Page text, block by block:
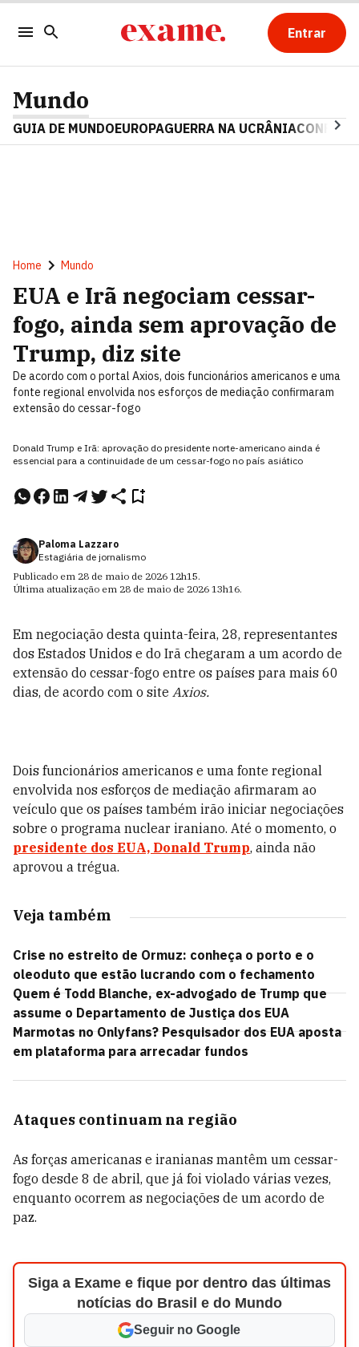
Entrar
Mundo
GUIA DE MUNDOEUROPAGUERRA NA UCRÂNIA
Home Mundo
EUA e Irã negociam cessar-
fogo, ainda sem aprovação de
Trump, diz site
De acordo com o portal Axios, dois funcionários americanos e uma
fonte regional envolvida nos esforços de mediação confirmaram
extensão do cessar-fogo
Donald Trump e Irã: aprovação do presidente norte-americano ainda é
essencial para a continuidade de um cessar-fogo no país asiático
Paloma Lazzaro
Estagiária de jornalismo
Publicado em 28 de maio de 2026 12h15.
Última atualização em 28 de maio de 2026 13h16.
Em negociação desta quinta-feira, 28, representantes
dos Estados Unidos e do Irã chegaram a um acordo de
extensão do cessar-fogo entre os países para mais 60
dias, de acordo com o site Axios.
Dois funcionários americanos e uma fonte regional
envolvida nos esforços de mediação afirmaram ao
veículo que os países também irão iniciar negociações
sobre o programa nuclear iraniano. Até o momento, o
presidente dos EUA, Donald Trump, ainda não
aprovou a trégua.
Veja também
Crise no estreito de Ormuz: conheça o porto e o
oleoduto que estão lucrando com o fechamento
Quem é Todd Blanche, ex-advogado de Trump que
assume o Departamento de Justiça dos EUA
Marmotas no Onlyfans? Pesquisador dos EUA aposta
em plataforma para arrecadar fundos
Ataques continuam na região
As forças americanas e iranianas mantêm um cessar-
fogo desde 8 de abril, que já foi violado várias vezes,
enquanto ocorrem as negociações de um acordo de
paz.
Siga a Exame e fique por dentro das últimas
notícias do Brasil e do Mundo
Seguir no Google